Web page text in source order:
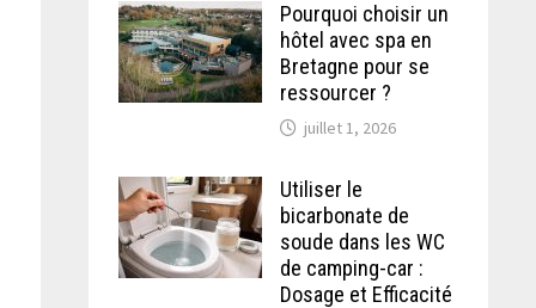
Pourquoi choisir un
hôtel avec spa en
Bretagne pour se
ressourcer ?
juillet 1, 2026
Utiliser le
bicarbonate de
soude dans les WC
de camping-car :
Dosage et Efficacité